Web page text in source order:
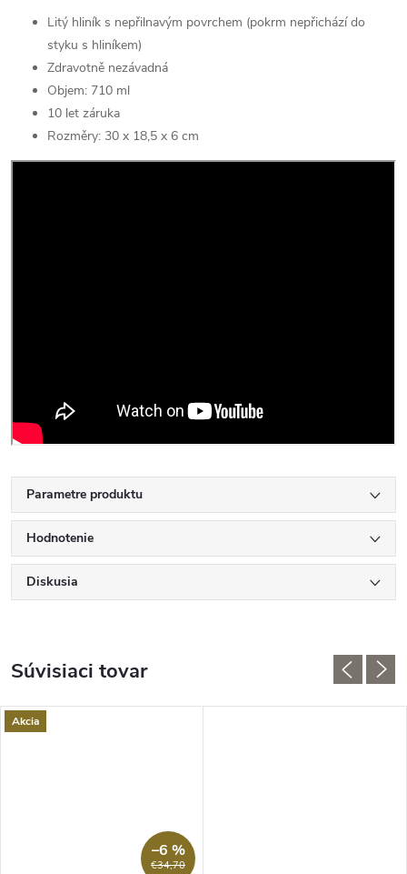
Litý hliník s nepřilnavým povrchem (pokrm nepřichází do
styku s hliníkem)
Zdravotně nezávadná
Objem: 710 ml
10 let záruka
Rozměry: 30 x 18,5 x 6 cm
Parametre produktu
Hodnotenie
Diskusia
Súvisiaci tovar
Akcia
€34,70
–6 %